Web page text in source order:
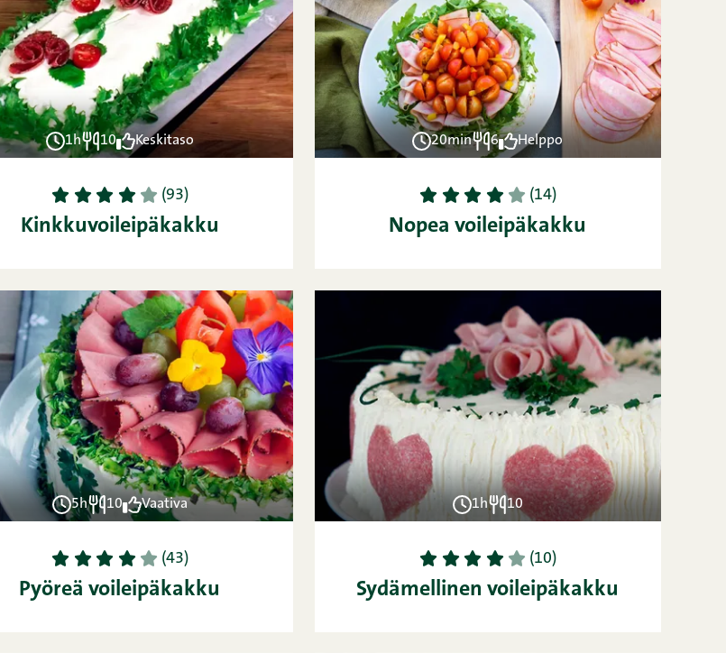
1h 10 Keskitaso
1 2 3 4 5 (93)
Kinkkuvoileipäkakku
20min 6 Helppo
1 2 3 4 5 (14)
Nopea voileipäkakku
5h 10 Vaativa
1 2 3 4 5 (43)
Pyöreä voileipäkakku
1h 10
1 2 3 4 5 (10)
Sydämellinen voileipäkakku